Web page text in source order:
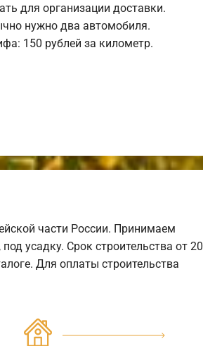
для организации доставки.
нужно два автомобиля.
150 рублей за километр.
части России. Принимаем
усадку. Срок строительства от 20
Для оплаты строительства